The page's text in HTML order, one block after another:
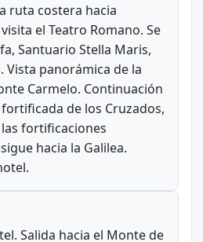
ruta costera hacia
el Teatro Romano. Se
Santuario Stella Maris,
Vista panorámica de la
Carmelo. Continuación
de los Cruzados,
fortificaciones
hacia la Galilea.
Salida hacia el Monte de